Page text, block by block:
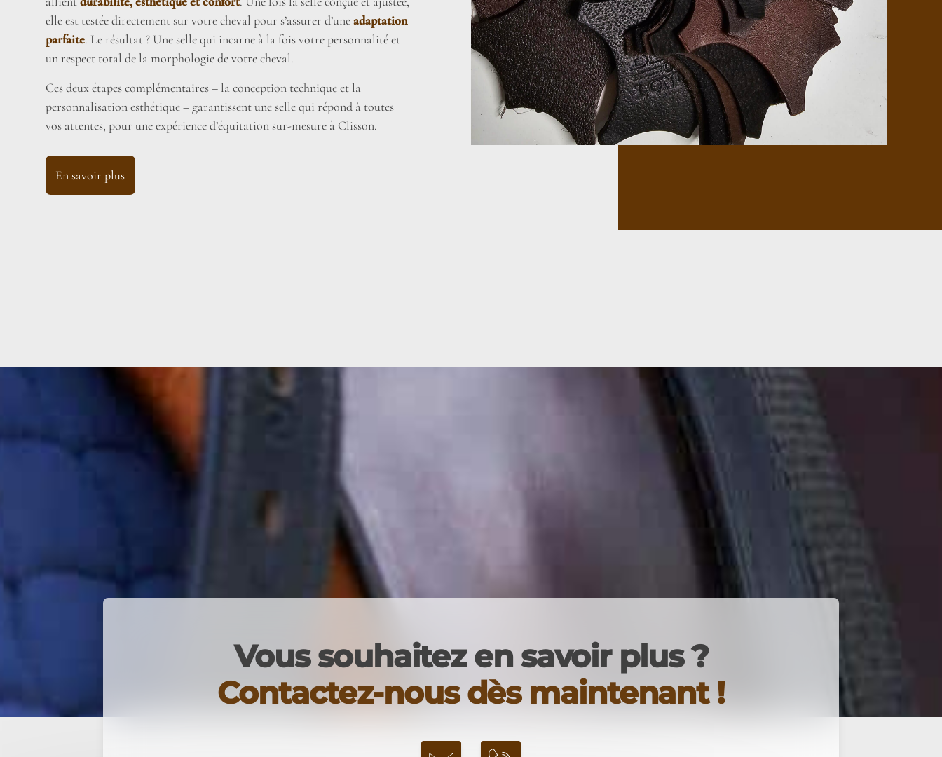
elle est testée directement sur votre cheval pour s’assurer d’uneadaptation
parfaite. Le résultat ? Une selle qui incarne à la fois votre personnalité et
un respect total de la morphologie de votre cheval.
Ces deux étapes complémentaires – la conception technique et la
personnalisation esthétique – garantissent une selle qui répond à toutes
vos attentes, pour une expérience d’équitation sur-mesure à Clisson.
En savoir plus
Vous souhaitez en savoir plus ?
Contactez-nous dès maintenant !